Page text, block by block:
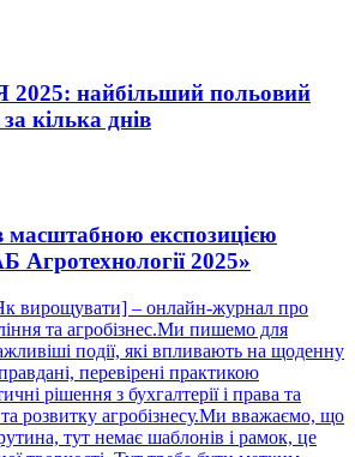
найбільший польовий
кілька днів
експозицією
Агротехнології 2025»